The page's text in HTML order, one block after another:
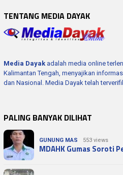
TENTANG MEDIA DAYAK
Media Dayak adalah media online
Kalimantan Tengah, menyajikan
dan Nasional. Media Dayak telah
PALING BANYAK DILIHAT
GUNUNG MAS 553 views
MDAHK Gumas Soroti